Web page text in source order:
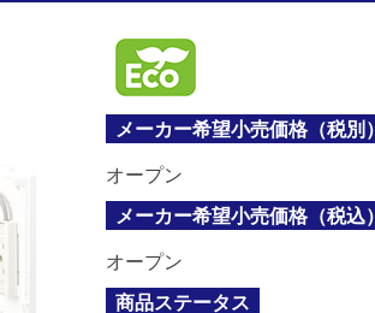
メーカー希望小売価格（税別）
オープン
メーカー希望小売価格（税込）
オープン
商品ステータス